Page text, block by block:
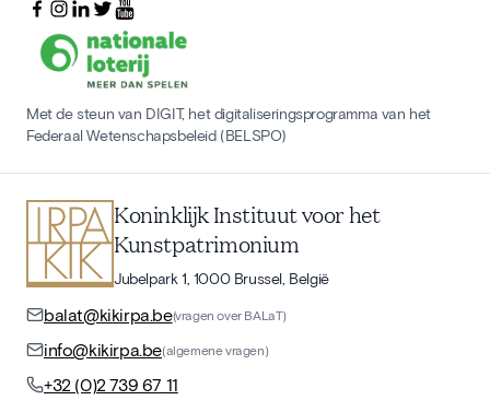
Met de steun van DIGIT, het digitaliseringsprogramma van het
Federaal Wetenschapsbeleid (BELSPO)
Koninklijk Instituut voor het
Kunstpatrimonium
Jubelpark 1, 1000 Brussel, België
balat@kikirpa.be(vragen over BALaT)
info@kikirpa.be(algemene vragen)
+32 (0)2 739 67 11